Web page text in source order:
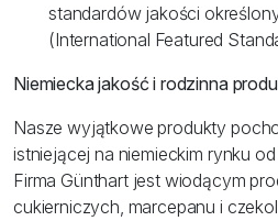
standardów jakości
(International Featured
Niemiecka jakość i rodzinna
Nasze wyjątkowe produkty
istniejącej na niemieckim rynku
Firma Günthart jest wiodącym
cukierniczych, marcepanu i